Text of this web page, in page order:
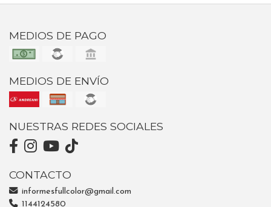
MEDIOS DE PAGO
MEDIOS DE ENVÍO
NUESTRAS REDES SOCIALES
CONTACTO
informesfullcolor@gmail.com
1144124580